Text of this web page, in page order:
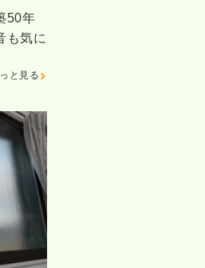
50年
も気に
と見る